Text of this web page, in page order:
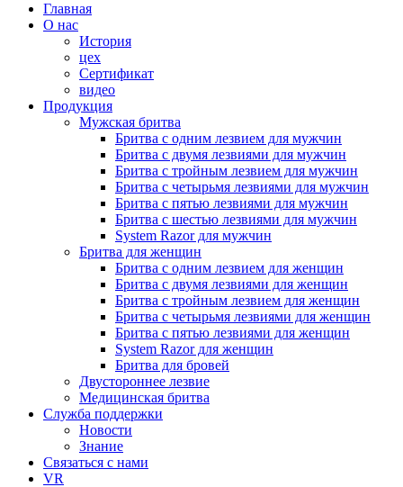
Главная
О нас
История
цех
Сертификат
видео
Продукция
Мужская бритва
Бритва с одним лезвием для мужчин
Бритва с двумя лезвиями для мужчин
Бритва с тройным лезвием для мужчин
Бритва с четырьмя лезвиями для мужчин
Бритва с пятью лезвиями для мужчин
Бритва с шестью лезвиями для мужчин
System Razor для мужчин
Бритва для женщин
Бритва с одним лезвием для женщин
Бритва с двумя лезвиями для женщин
Бритва с тройным лезвием для женщин
Бритва с четырьмя лезвиями для женщин
Бритва с пятью лезвиями для женщин
System Razor для женщин
Бритва для бровей
Двустороннее лезвие
Медицинская бритва
Служба поддержки
Новости
Знание
Связаться с нами
VR